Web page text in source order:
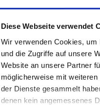
Diese Webseite verwendet
Wir verwenden Cookies,
und die Zugriffe auf unsere
Website an unsere Partner
möglicherweise mit
der Dienste gesammelt
denen kein angemessenes